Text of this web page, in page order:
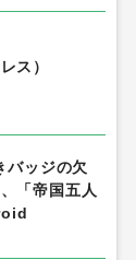
ス）
ッジの欠
「帝国五人